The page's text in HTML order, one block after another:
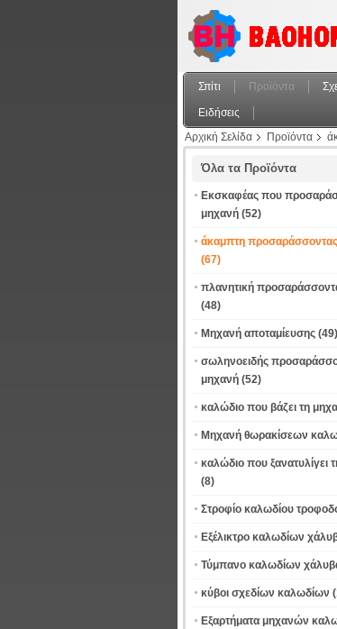
Σπίτι Προϊόντα
Ειδήσεις
Αρχική Σελίδα
Προϊόντα
Όλα τα Προϊόντα
Εκσκαφέας που
μηχανή (52)
άκαμπτη
(67)
πλανητική
(48)
Μηχανή αποταμίευσης (49)
σωληνοειδής
μηχανή (52)
καλώδιο που βάζει τη
Μηχανή θωρακίσεων
καλώδιο που ξανατυλίγει
(8)
Στροφίο καλωδίου
Εξέλικτρο καλωδίων
Τύμπανο καλωδίων
κύβοι σχεδίων καλωδίων
Εξαρτήματα μηχανών